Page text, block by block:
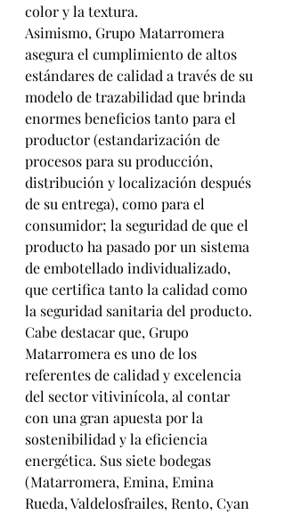
color y la textura.
Asimismo, Grupo Matarromera
asegura el cumplimiento de altos
estándares de calidad a través de su
modelo de trazabilidad que brinda
enormes beneficios tanto para el
productor (estandarización de
procesos para su producción,
distribución y localización después
de su entrega), como para el
consumidor; la seguridad de que el
producto ha pasado por un sistema
de embotellado individualizado,
que certifica tanto la calidad como
la seguridad sanitaria del producto.
Cabe destacar que, Grupo
Matarromera es uno de los
referentes de calidad y excelencia
del sector vitivinícola, al contar
con una gran apuesta por la
sostenibilidad y la eficiencia
energética. Sus siete bodegas
(Matarromera, Emina, Emina
Rueda, Valdelosfrailes, Rento, Cyan